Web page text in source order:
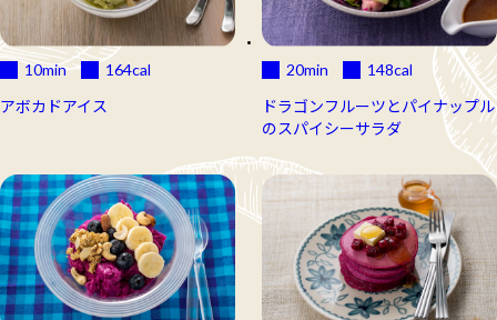
10min 164cal
アボカドアイス
20min 148cal
ドラゴンフルーツとパイナップル
のスパイシーサラダ